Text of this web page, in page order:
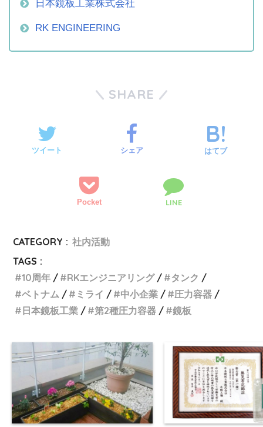
日本鏡板工業株式会社
RK ENGINEERING
SHARE
ツイート シェア はてブ
Pocket LINE
CATEGORY : 社内活動
TAGS :
10周年
RKエンジニアリング
タンク
ベトナム
ミライ 中小企業
圧力容器
日本鏡板工業
第2種圧力容器 鏡板